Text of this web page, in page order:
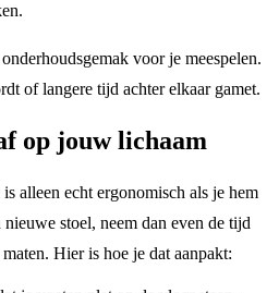
voor je meespelen.
of langere tijd achter elkaar gamet.
op jouw lichaam
alleen echt ergonomisch als je hem
stoel, neem dan even de tijd
Hier is hoe je dat aanpakt: